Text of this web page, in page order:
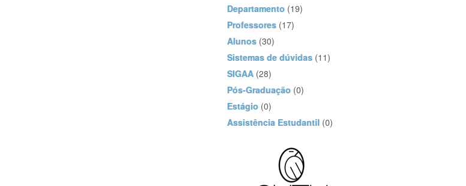
Departamento (19)
Professores (17)
Alunos (30)
Sistemas de dúvidas (11)
SIGAA (28)
Pós-Graduação (0)
Estágio (0)
Assistência Estudantil (0)